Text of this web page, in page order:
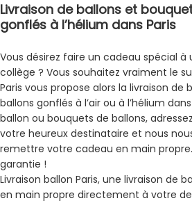
Livraison de ballons et
gonflés à l’hélium dans Paris
Vous désirez faire un cadeau spécial
collège ? Vous souhaitez vraiment le
Paris vous propose alors la livraison de
ballons gonflés à l’air ou à l’hélium
ballon ou bouquets de ballons,
votre heureux destinataire et nous
remettre votre cadeau en main
garantie !
Livraison ballon Paris, une livraison de
en main propre directement à votre